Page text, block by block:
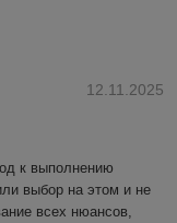
12.11.2025
к выполнению
выбор на этом и не
всех нюансов,